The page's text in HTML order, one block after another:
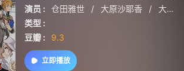
演员 :
仓田雅世 / 大原沙耶香 /
大川透
类型 :
豆瓣 :
9.3
立即播放